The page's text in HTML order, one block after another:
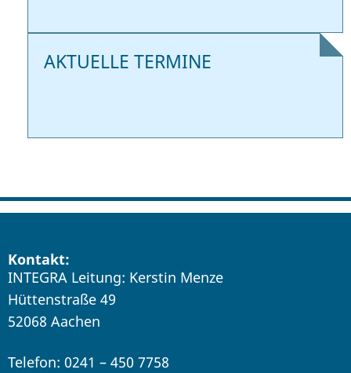
AKTUELLE TERMINE
Kontakt:
INTEGRA Leitung: Kerstin Menze
Hüttenstraße 49
52068 Aachen
Telefon: 0241 – 450 7758